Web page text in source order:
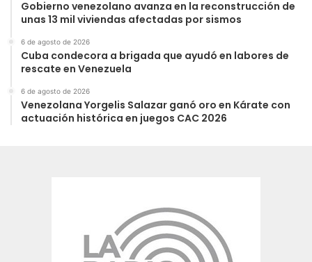
Gobierno venezolano avanza en la reconstrucción de
unas 13 mil viviendas afectadas por sismos
6 de agosto de 2026
Cuba condecora a brigada que ayudó en labores de
rescate en Venezuela
6 de agosto de 2026
Venezolana Yorgelis Salazar ganó oro en Kárate con
actuación histórica en juegos CAC 2026